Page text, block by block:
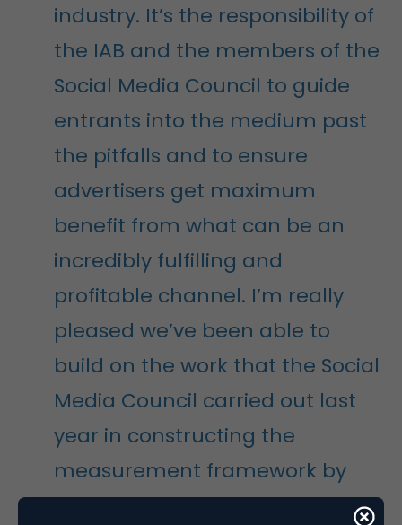
industry. It’s the responsibility of
the IAB and the members of the
Social Media Council to guide
entrants into the medium past
the pitfalls and to ensure
advertisers get maximum
benefit from what can be an
incredibly fulfilling and
profitable channel. I’m really
pleased we’ve been able to
build on the work that the Social
Media Council carried out last
year in constructing the
measurement framework by
creating this guide.”